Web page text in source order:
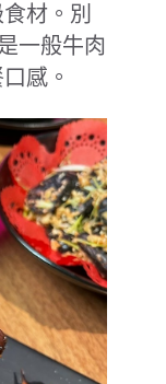
材。別
一般牛肉
感。